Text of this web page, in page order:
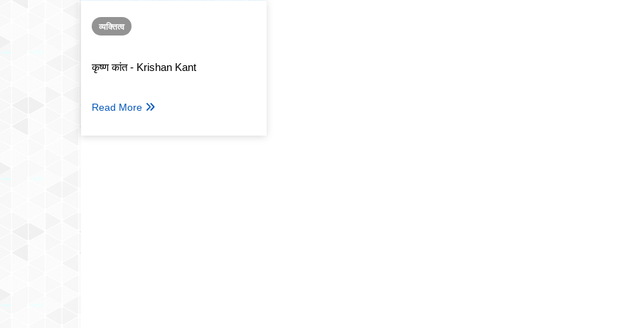
व्यक्तित्व
कृष्ण कांत - Krishan Kant
Read More